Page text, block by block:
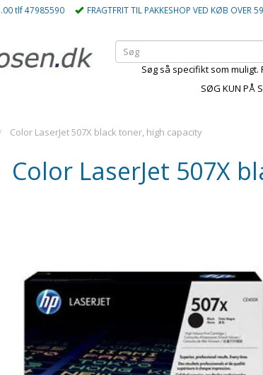
tlf 47985590 FRAGTFRIT TIL PAKKESHOP VED KØB OVER
Søg så specifikt som muligt.
SØG KUN PÅ
Color LaserJet 507X black toner, high capacity
Color LaserJet 507X